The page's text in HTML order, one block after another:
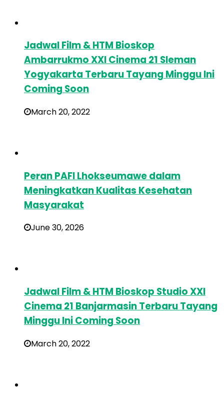
Jadwal Film & HTM Bioskop
Ambarrukmo XXI Cinema 21 Sleman
Yogyakarta Terbaru Tayang Minggu Ini
Coming Soon
March 20, 2022
Peran PAFI Lhokseumawe dalam
Meningkatkan Kualitas Kesehatan
Masyarakat
June 30, 2026
Jadwal Film & HTM Bioskop Studio XXI
Cinema 21 Banjarmasin Terbaru Tayang
Minggu Ini Coming Soon
March 20, 2022